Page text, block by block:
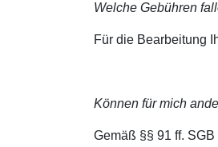
Welche Gebühren
Für die Bearbeitung
Können für mich
Gemäß §§ 91 ff.